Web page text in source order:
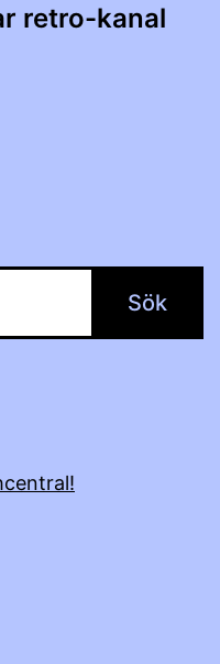
retro-kanal